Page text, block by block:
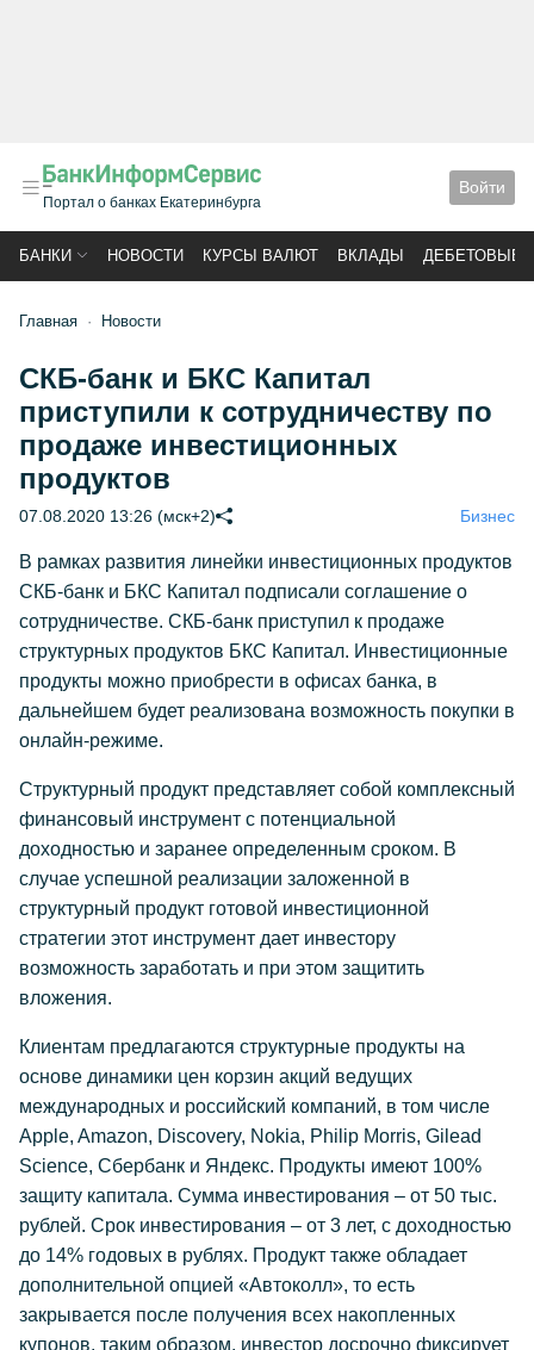
Портал о банках Екатеринбурга
Войти
БАНКИ НОВОСТИ КУРСЫ ВАЛЮТ ВКЛАДЫ ДЕБЕТОВЫЕ
Главная Новости
СКБ-банк и БКС Капитал
приступили к сотрудничеству по
продаже инвестиционных
продуктов
07.08.2020 13:26 (мск+2) Бизнес
В рамках развития линейки инвестиционных продуктов
СКБ-банк и БКС Капитал подписали соглашение о
сотрудничестве. СКБ-банк приступил к продаже
структурных продуктов БКС Капитал. Инвестиционные
продукты можно приобрести в офисах банка, в
дальнейшем будет реализована возможность покупки в
онлайн-режиме.
Структурный продукт представляет собой комплексный
финансовый инструмент с потенциальной
доходностью и заранее определенным сроком. В
случае успешной реализации заложенной в
структурный продукт готовой инвестиционной
стратегии этот инструмент дает инвестору
возможность заработать и при этом защитить
вложения.
Клиентам предлагаются структурные продукты на
основе динамики цен корзин акций ведущих
международных и российский компаний, в том числе
Apple, Amazon, Discovery, Nokia, Philip Morris, Gilead
Science, Сбербанк и Яндекс. Продукты имеют 100%
защиту капитала. Сумма инвестирования – от 50 тыс.
рублей. Срок инвестирования – от 3 лет, с доходностью
до 14% годовых в рублях. Продукт также обладает
дополнительной опцией «Автоколл», то есть
закрывается после получения всех накопленных
купонов, таким образом, инвестор досрочно фиксирует